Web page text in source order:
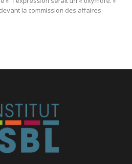
la commission des affaires